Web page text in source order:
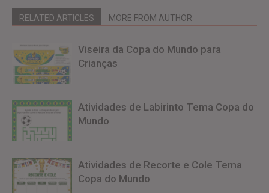
RELATED ARTICLES MORE FROM AUTHOR
Viseira da Copa do Mundo para
Crianças
Atividades de Labirinto Tema Copa do
Mundo
Atividades de Recorte e Cole Tema
Copa do Mundo